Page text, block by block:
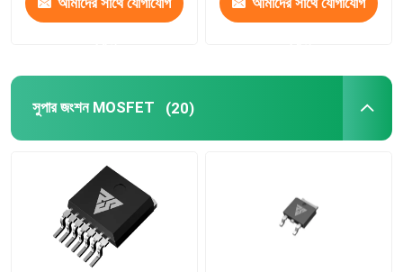
সুপার জংশন MOSFET (20)